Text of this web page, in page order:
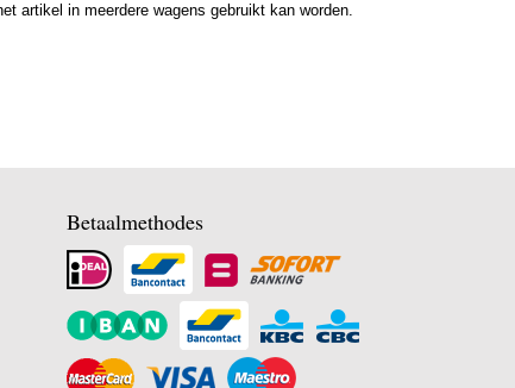
artikel in meerdere wagens gebruikt kan worden.
Betaalmethodes